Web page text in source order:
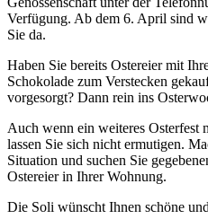
Verfügung. Ab dem 6. April sind
Sie da.
Haben Sie bereits Ostereier mit
Schokolade zum Verstecken
vorgesorgt? Dann rein ins
Auch wenn ein weiteres Osterfest
lassen Sie sich nicht ermutigen.
Situation und suchen Sie
Ostereier in Ihrer Wohnung.
Die Soli wünscht Ihnen schöne